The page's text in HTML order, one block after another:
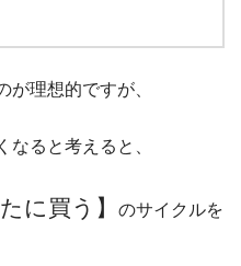
が理想的ですが、
なると考えると、
に買う】
のサイクルを